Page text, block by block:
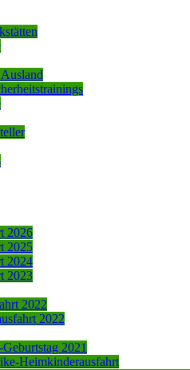
2026
2025
2024
2023
2022
2022
2021
Heimkinderausfahrt